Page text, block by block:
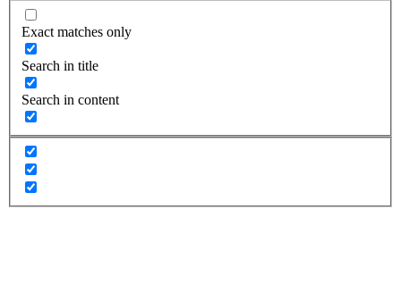
Exact matches only
Search in title
Search in content